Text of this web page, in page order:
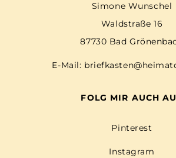
Simone Wunschel
Waldstraße 16
87730 Bad
E-Mail:
FOLG MIR AUCH
Pinterest
Instagram